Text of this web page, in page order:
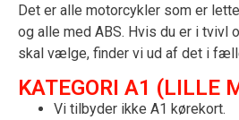
Det er alle motorcykler som er
og alle med ABS. Hvis du er i tvivl
skal vælge, finder vi ud af det i
KATEGORI A1 (LILLE
Vi tilbyder ikke A1 kørekort.